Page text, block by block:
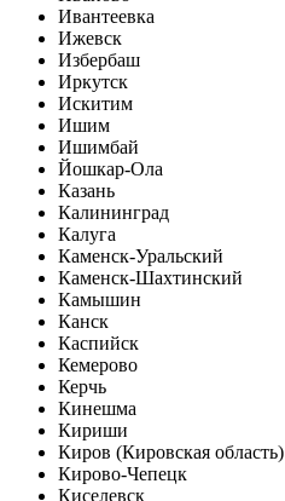
Ивантеевка
Ижевск
Избербаш
Иркутск
Искитим
Ишим
Ишимбай
Йошкар-Ола
Казань
Калининград
Калуга
Каменск-Уральский
Каменск-Шахтинский
Камышин
Канск
Каспийск
Кемерово
Керчь
Кинешма
Кириши
Киров (Кировская область)
Кирово-Чепецк
Киселевск